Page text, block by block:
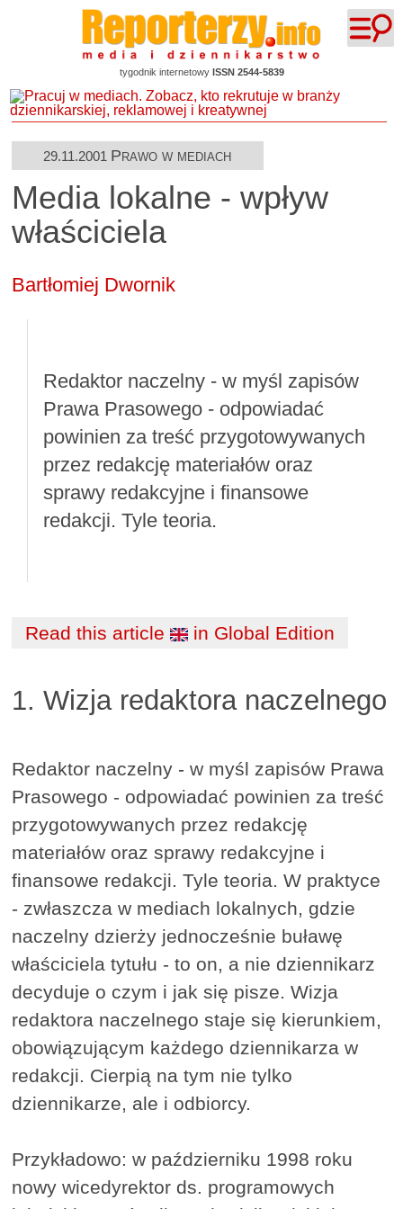
tygodnik internetowy ISSN 2544-5839
29.11.2001 Prawo w mediach
Media lokalne - wpływ
właściciela
Bartłomiej Dwornik
Redaktor naczelny - w myśl zapisów
Prawa Prasowego - odpowiadać
powinien za treść przygotowywanych
przez redakcję materiałów oraz
sprawy redakcyjne i finansowe
redakcji. Tyle teoria.
Read this article in Global Edition
1. Wizja redaktora naczelnego
Redaktor naczelny - w myśl zapisów Prawa
Prasowego - odpowiadać powinien za treść
przygotowywanych przez redakcję
materiałów oraz sprawy redakcyjne i
finansowe redakcji. Tyle teoria. W praktyce
- zwłaszcza w mediach lokalnych, gdzie
naczelny dzierży jednocześnie buławę
właściciela tytułu - to on, a nie dziennikarz
decyduje o czym i jak się pisze. Wizja
redaktora naczelnego staje się kierunkiem,
obowiązującym każdego dziennikarza w
redakcji. Cierpią na tym nie tylko
dziennikarze, ale i odbiorcy.
Przykładowo: w październiku 1998 roku
nowy wicedyrektor ds. programowych